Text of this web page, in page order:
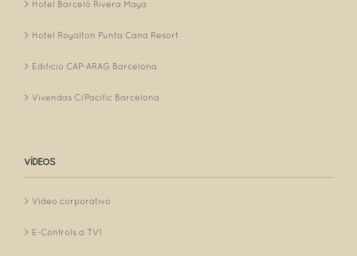
Hotel Barceló Rivera Maya
Hotel Royalton Punta Cana Resort
Edificio CAP-ARAG Barcelona
Vivendas C/Pacific Barcelona
VÍDEOS
Vídeo corporativo
E-Controls a TV1